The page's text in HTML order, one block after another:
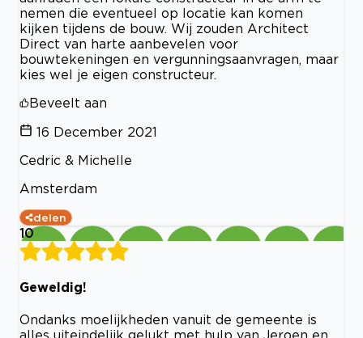
nemen die eventueel op locatie kan komen
kijken tijdens de bouw. Wij zouden Architect
Direct van harte aanbevelen voor
bouwtekeningen en vergunningsaanvragen, maar
kies wel je eigen constructeur.
Beveelt aan
16 December 2021
Cedric & Michelle
Amsterdam
delen
10
Geweldig!
Ondanks moelijkheden vanuit de gemeente is
alles uiteindelijk gelukt met hulp van Jeroen en